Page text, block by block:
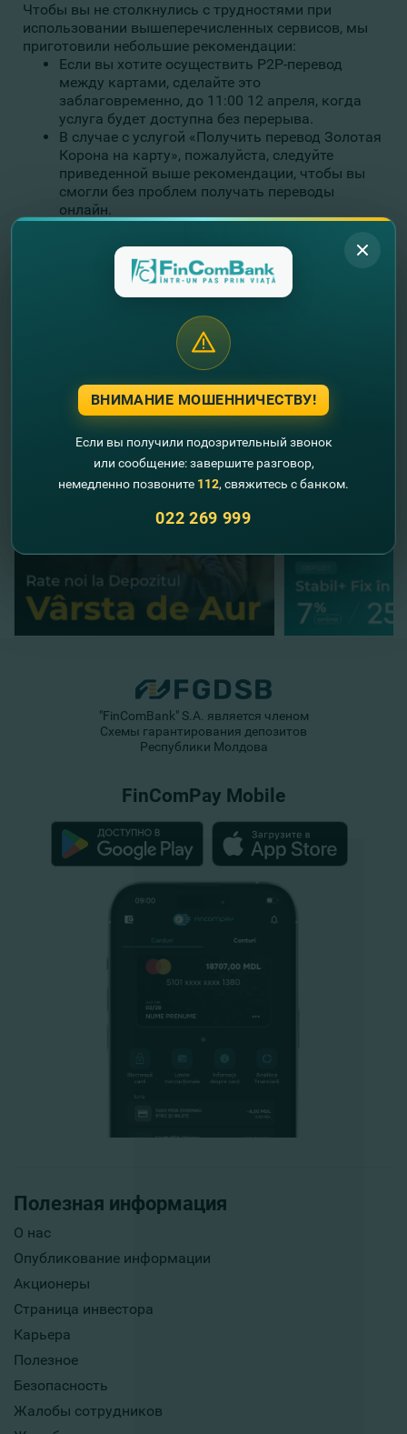
Чтобы вы не столкнулись с трудностями при
использовании вышеперечисленных сервисов, мы
приготовили небольшие рекомендации:
Если вы хотите осуществить P2P-перевод
между картами, сделайте это
заблаговременно, до 11:00 12 апреля, когда
услуга будет доступна без перерыва.
В случае с услугой «Получить перевод Золотая
Корона на карту», пожалуйста, следуйте
приведенной выше рекомендации, чтобы вы
смогли без проблем получать переводы
онлайн.
услуг! Это очередной шаг к новым онлайн-сервисам,
который являются частью стратегии развития
Мы поддерживаем инновации! Добро пожаловать
в digital трансформацию!
Другие новости
Полезная информация
О нас
Опубликование информации
Акционеры
Страница инвестора
Карьера
Полезное
Безопасность
Жалобы сотрудников
"FinComBank" S.A. является членом
Схемы гарантирования депозитов
Республики Молдова
FinComPay Mobile
ВНИМАНИЕ МОШЕННИЧЕСТВУ!
Если вы получили подозрительный звонок
или сообщение: завершите разговор,
немедленно позвоните 112, свяжитесь с банком.
022 269 999